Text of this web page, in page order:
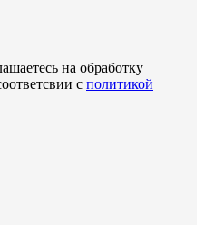
на обработку
с политикой